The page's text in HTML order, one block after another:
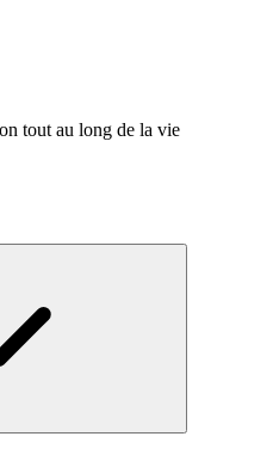
tout au long de la vie